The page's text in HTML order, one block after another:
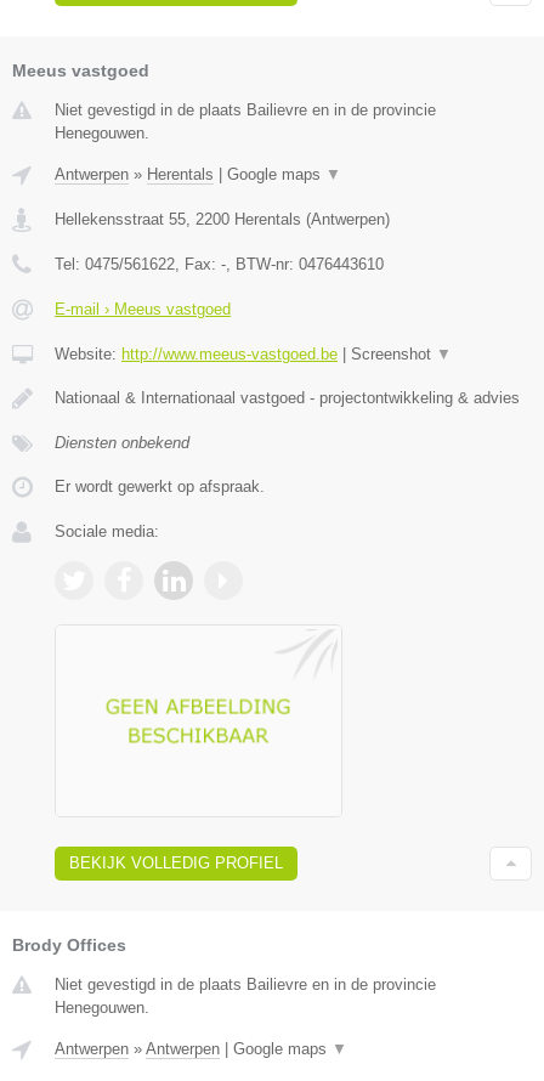
Meeus vastgoed
Niet gevestigd in de plaats Bailievre en in de provincie
Henegouwen.
Antwerpen » Herentals Google maps ▼
Hellekensstraat 55, 2200 Herentals (Antwerpen)
Tel: 0475/561622, Fax: -, BTW-nr: 0476443610
E-mail › Meeus vastgoed
Website: http://www.meeus-vastgoed.be Screenshot ▼
Nationaal & Internationaal vastgoed - projectontwikkeling & advies
Diensten onbekend
Er wordt gewerkt op afspraak.
Sociale media:
BEKIJK VOLLEDIG PROFIEL
Brody Offices
Niet gevestigd in de plaats Bailievre en in de provincie
Henegouwen.
Antwerpen » Antwerpen | Google maps ▼